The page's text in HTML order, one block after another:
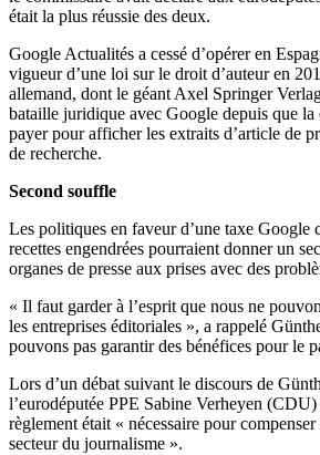
était la plus réussie des deux.
Google Actualités a cessé d’opérer en
vigueur d’une loi sur le droit d’auteur en
allemand, dont le géant Axel Springer
bataille juridique avec Google depuis que la
payer pour afficher les extraits d’article de
de recherche.
Second souffle
Les politiques en faveur d’une taxe Google
recettes engendrées pourraient donner un
organes de presse aux prises avec des
« Il faut garder à l’esprit que nous ne
les entreprises éditoriales », a rappelé
pouvons pas garantir des bénéfices pour le
Lors d’un débat suivant le discours de
l’eurodéputée PPE Sabine Verheyen
règlement était « nécessaire pour
secteur du journalisme ».